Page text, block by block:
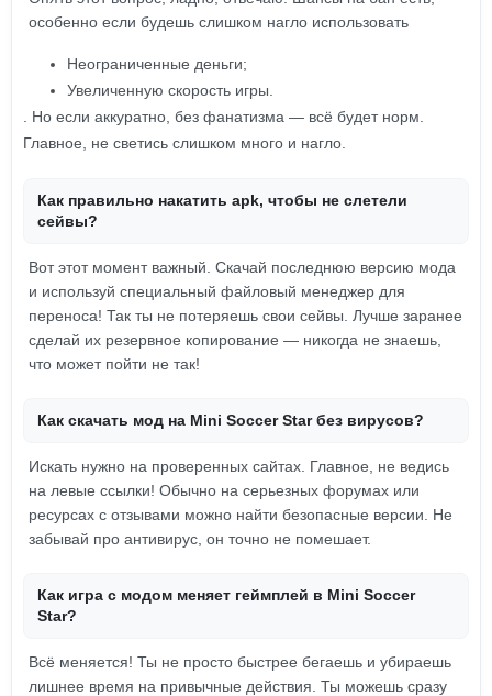
особенно если будешь слишком нагло использовать
Неограниченные деньги;
Увеличенную скорость игры.
. Но если аккуратно, без фанатизма — всё будет норм.
Главное, не светись слишком много и нагло.
Как правильно накатить apk, чтобы не слетели
сейвы?
Вот этот момент важный. Скачай последнюю версию мода
и используй специальный файловый менеджер для
переноса! Так ты не потеряешь свои сейвы. Лучше заранее
сделай их резервное копирование — никогда не знаешь,
что может пойти не так!
Как скачать мод на Mini Soccer Star без вирусов?
Искать нужно на проверенных сайтах. Главное, не ведись
на левые ссылки! Обычно на серьезных форумах или
ресурсах с отзывами можно найти безопасные версии. Не
забывай про антивирус, он точно не помешает.
Как игра с модом меняет геймплей в Mini Soccer
Star?
Всё меняется! Ты не просто быстрее бегаешь и убираешь
лишнее время на привычные действия. Ты можешь сразу